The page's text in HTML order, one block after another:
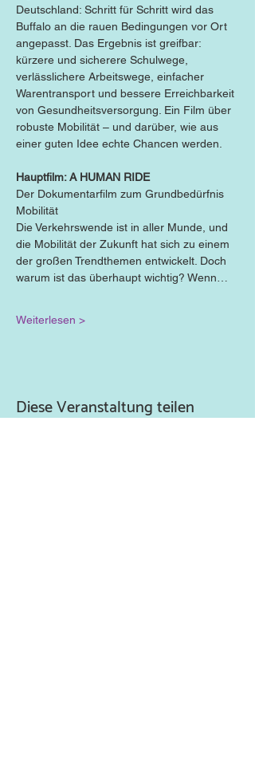
Deutschland: Schritt für Schritt wird das
Buffalo an die rauen Bedingungen vor Ort
angepasst. Das Ergebnis ist greifbar:
kürzere und sicherere Schulwege,
verlässlichere Arbeitswege, einfacher
Warentransport und bessere Erreichbarkeit
von Gesundheitsversorgung. Ein Film über
robuste Mobilität – und darüber, wie aus
einer guten Idee echte Chancen werden.
Hauptfilm: A HUMAN RIDE
Der Dokumentarfilm zum Grundbedürfnis
Mobilität
Die Verkehrswende ist in aller Munde, und
die Mobilität der Zukunft hat sich zu einem
der großen Trendthemen entwickelt. Doch
warum ist das überhaupt wichtig? Wenn…
Weiterlesen >
Diese Veranstaltung teilen